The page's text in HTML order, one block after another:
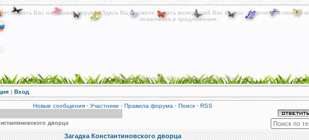
Вас на нашем форуме! Здесь Вы сможете задать волнующий Вас вопрос, поделиться своими
пожелания и предложения.
Мы постараемся быть полезными для Вас!
| Вход
Новые сообщения· Участники · Правила форума · Поиск· RSS
дворца
Загадка Константиновского дворца